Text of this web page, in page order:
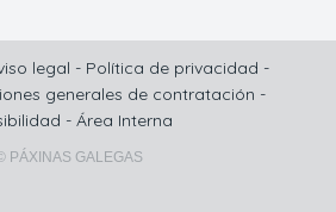
legal - Política de privacidad -
generales de contratación -
- Área Interna
PÁXINAS GALEGAS